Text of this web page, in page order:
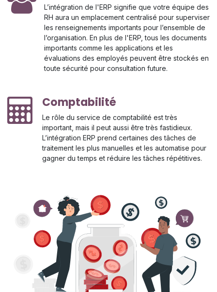
L’intégration de l'ERP signifie que votre équipe des
RH aura un emplacement centralisé pour superviser
les renseignements importants pour l’ensemble de
l’organisation. En plus de l'ERP, tous les documents
importants comme les applications et les
évaluations des employés peuvent être stockés en
toute sécurité pour consultation future.
Comptabilité
Le rôle du service de comptabilité est très
important, mais il peut aussi être très fastidieux.
L’intégration ERP prend certaines des tâches de
traitement les plus manuelles et les automatise pour
gagner du temps et réduire les tâches répétitives.